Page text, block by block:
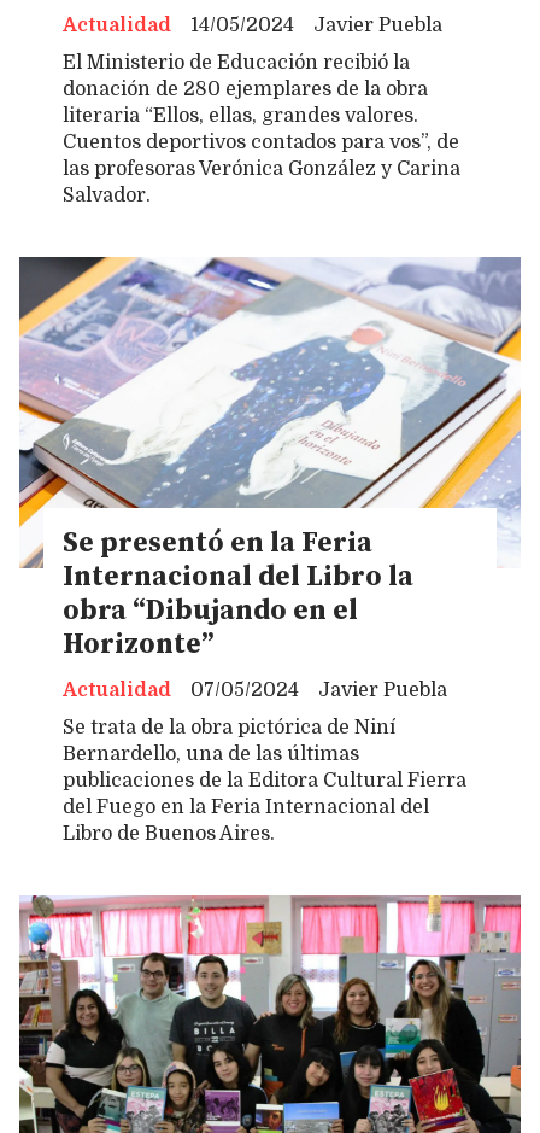
Javier Puebla
Actualidad
14/05/2024
El Ministerio de Educación recibió la
donación de 280 ejemplares de la obra
literaria “Ellos, ellas, grandes valores.
Cuentos deportivos contados para vos”, de
las profesoras Verónica González y Carina
Salvador.
Se presentó en la Feria
Internacional del Libro la
obra “Dibujando en el
Horizonte”
Javier Puebla
Actualidad
07/05/2024
Se trata de la obra pictórica de Niní
Bernardello, una de las últimas
publicaciones de la Editora Cultural Fierra
del Fuego en la Feria Internacional del
Libro de Buenos Aires.